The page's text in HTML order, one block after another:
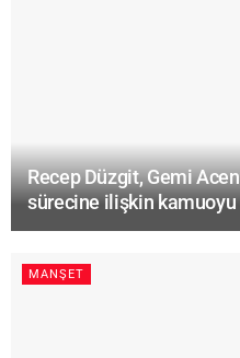
Recep Düzgit, Gemi
sürecine ilişkin kamuoyu
MANŞET